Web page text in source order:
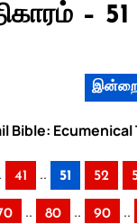
– 51
Bible: Ecumenical
41 .. 51 52
.. 80 .. 90 ..